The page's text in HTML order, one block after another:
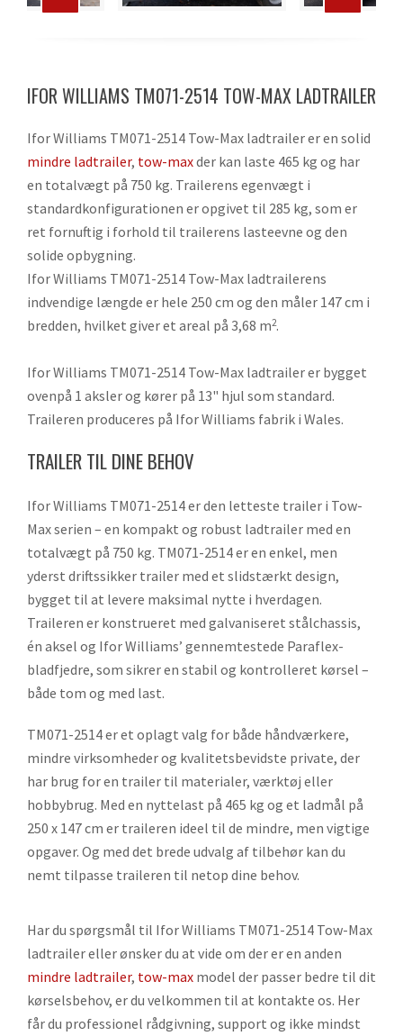
right
access
carousel
navigation
buttons
go
the
first
slide
IFOR WILLIAMS TM071-2514 TOW-MAX LADTRAILER
Ifor Williams TM071-2514 Tow-Max ladtrailer er en solid
mindre ladtrailer, tow-maxder kan laste 465 kg og har
en totalvægt på 750 kg. Trailerens egenvægt i
standardkonfigurationen er opgivet til 285 kg, som er
ret fornuftig i forhold til trailerens lasteevne og den
solide opbygning.
Ifor Williams TM071-2514 Tow-Max ladtrailerens
indvendige længde er hele 250 cm og den måler 147 cm i
bredden, hvilket giver et areal på 3,68 m2.
Ifor Williams TM071-2514 Tow-Max ladtrailer er bygget
ovenpå 1 aksler og kører på 13" hjul som standard.
Traileren produceres på Ifor Williams fabrik i Wales.
TRAILER TIL DINE BEHOV
Ifor Williams TM071-2514 er den letteste trailer i Tow-
Max serien – en kompakt og robust ladtrailer med en
totalvægt på 750 kg. TM071-2514 er en enkel, men
yderst driftssikker trailer med et slidstærkt design,
bygget til at levere maksimal nytte i hverdagen.
Traileren er konstrueret med galvaniseret stålchassis,
én aksel og Ifor Williams’ gennemtestede Paraflex-
bladfjedre, som sikrer en stabil og kontrolleret kørsel –
både tom og med last.
TM071-2514 er et oplagt valg for både håndværkere,
mindre virksomheder og kvalitetsbevidste private, der
har brug for en trailer til materialer, værktøj eller
hobbybrug. Med en nyttelast på 465 kg og et ladmål på
250 x 147 cm er traileren ideel til de mindre, men vigtige
opgaver. Og med det brede udvalg af tilbehør kan du
nemt tilpasse traileren til netop dine behov.
Har du spørgsmål til Ifor Williams TM071-2514 Tow-Max
ladtrailer eller ønsker du at vide om der er en anden
mindre ladtrailer, tow-max model der passer bedre til dit
kørselsbehov, er du velkommen til at kontakte os. Her
får du professionel rådgivning, support og ikke mindst